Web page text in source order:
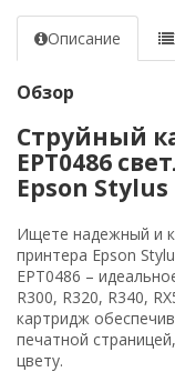
Описание
Обзор
Струйный
EPT0486
Epson
Ищете надежный и
принтера Epson
EPT0486 –
R300, R320, R340,
картридж
печатной
цвету.